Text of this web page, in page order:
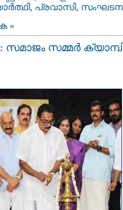
, പ്രവാസി, സംഘടന
»
സമ്മർ